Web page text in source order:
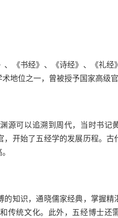
《书经》、《诗经》、《礼
地位之一，曾被授予国家高级官
源可以追溯到周代，当时书记
开始了五经学的发展历程。古
知识，通晓儒家经典，掌握精
传统文化。此外，五经博士还